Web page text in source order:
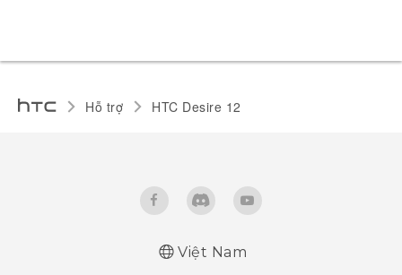
Hỗ trợ HTC Desire 12‎
Việt Nam